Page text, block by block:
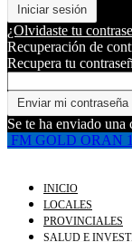
¿Olvidaste tu
Recuperación de
Recupera tu
Se te ha enviado una
FM GOLD ORAN
INICIO
LOCALES
PROVINCIALES
SALUD E